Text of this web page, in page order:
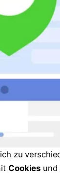
zu
Cookies und